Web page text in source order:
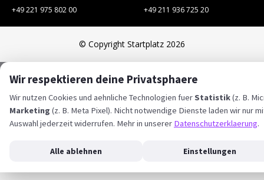
+49 221 975 802 00
+49 211 936 725 20
© Copyright Startplatz 2026
Wir respektieren deine Privatsphaere
Wir nutzen Cookies und aehnliche Technologien fuerStatistik(z. B.
Marketing (z. B. Meta Pixel). Nicht notwendige Dienste laden wir nur
Auswahl jederzeit widerrufen. Mehr in unserer Datenschutzerklaerung.
Alle ablehnen Einstellungen